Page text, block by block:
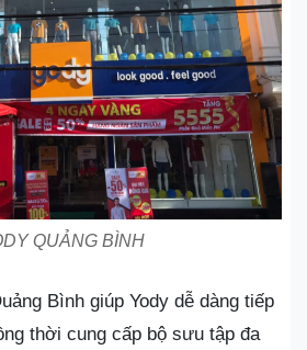
QUẢNG BÌNH
Bình giúp Yody dễ dàng tiếp
thời cung cấp bộ sưu tập đa